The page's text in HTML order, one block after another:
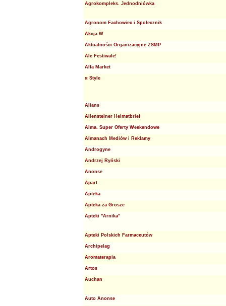
Agrokompleks. Jednodniówka
Agronom Fachowiec i Społecznik
Akcja W
Aktualności Organizacyjne ZSMP
Ale Festiwale!
Alfa Market
α Style
Alians
Allensteiner Heimatbrief
Alma. Super Oferty Weekendowe
Almanach Mediów i Reklamy
Androgyne
Andrzej Ryński
Anonse
Apart
Apteka
Apteka za Grosze
Apteki "Arnika"
Apteki Polskich Farmaceutów
Archipelag
Aromaterapia
Artos
Auchan
Auto Anonse